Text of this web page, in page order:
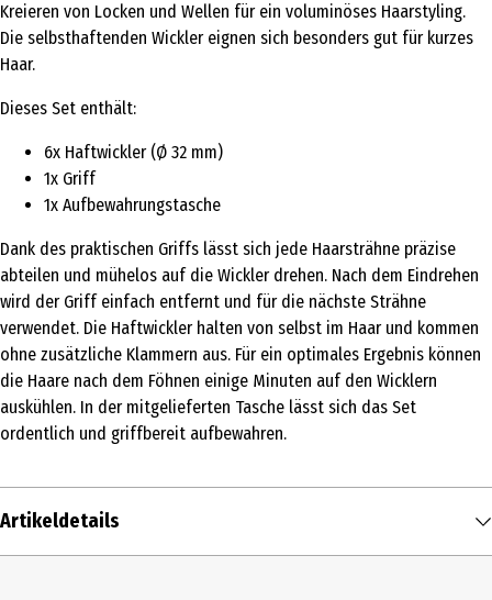
Kreieren von Locken und Wellen für ein voluminöses Haarstyling.
Die selbsthaftenden Wickler eignen sich besonders gut für kurzes
Haar.
Dieses Set enthält:
6x Haftwickler (Ø 32 mm)
1x Griff
1x Aufbewahrungstasche
Dank des praktischen Griffs lässt sich jede Haarsträhne präzise
abteilen und mühelos auf die Wickler drehen. Nach dem Eindrehen
wird der Griff einfach entfernt und für die nächste Strähne
verwendet. Die Haftwickler halten von selbst im Haar und kommen
ohne zusätzliche Klammern aus. Für ein optimales Ergebnis können
die Haare nach dem Föhnen einige Minuten auf den Wicklern
auskühlen. In der mitgelieferten Tasche lässt sich das Set
ordentlich und griffbereit aufbewahren.
Artikeldetails